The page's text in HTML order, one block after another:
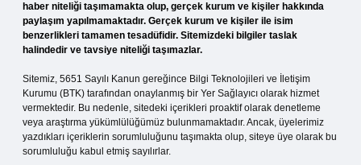
haber niteliği taşımamakta olup, gerçek kurum ve kişiler hakkında
paylaşım yapılmamaktadır. Gerçek kurum ve kişiler ile isim
benzerlikleri tamamen tesadüfidir. Sitemizdeki bilgiler taslak
halindedir ve tavsiye niteliği taşımazlar.
Sitemiz, 5651 Sayılı Kanun gereğince Bilgi Teknolojileri ve İletişim
Kurumu (BTK) tarafından onaylanmış bir Yer Sağlayıcı olarak hizmet
vermektedir. Bu nedenle, sitedeki içerikleri proaktif olarak denetleme
veya araştırma yükümlülüğümüz bulunmamaktadır. Ancak, üyelerimiz
yazdıkları içeriklerin sorumluluğunu taşımakta olup, siteye üye olarak bu
sorumluluğu kabul etmiş sayılırlar.